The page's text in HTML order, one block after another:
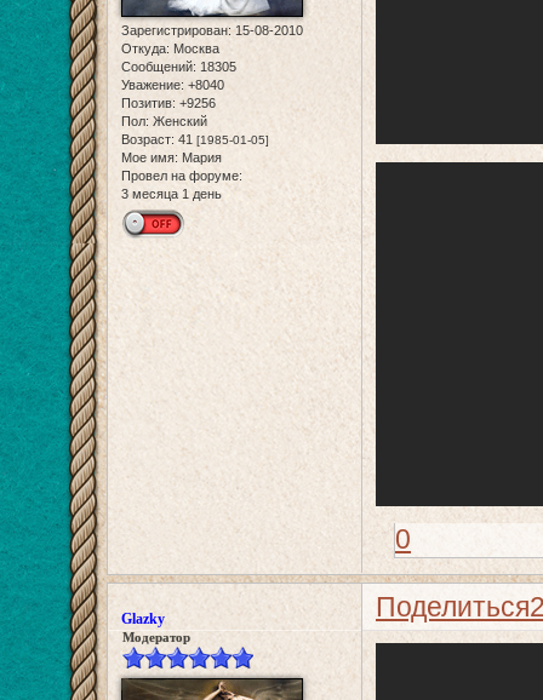
Зарегистрирован: 15-08-2010
Откуда: Москва
Сообщений: 18305
Уважение: +8040
Позитив: +9256
Пол: Женский
Возраст: 41 [1985-01-05]
Мое имя: Мария
Провел на форуме:
3 месяца 1 день
0
Поделиться
Glazky
Модератор